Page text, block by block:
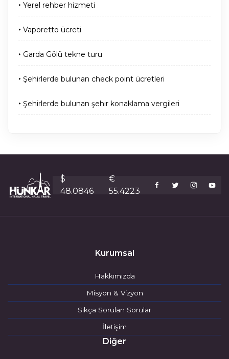
‣ Yerel rehber hizmeti
‣ Vaporetto ücreti
‣ Garda Gölü tekne turu
‣ Şehirlerde bulunan check point ücretleri
‣ Şehirlerde bulunan şehir konaklama vergileri
$
48.0846
€
55.4223
Kurumsal
Hakkımızda
Misyon & Vizyon
Sıkça Sorulan Sorular
İletişim
Diğer